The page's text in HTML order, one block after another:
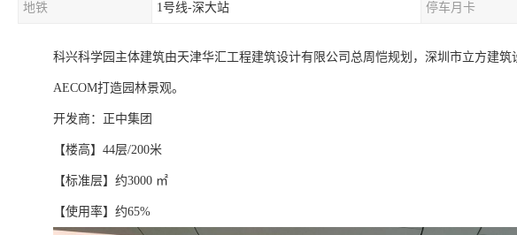
地铁 1号线-深大站 停车月卡
科兴科学园主体建筑由天津华汇工程建筑设计有限公司总周恺规划，深圳市立方建
AECOM打造园林景观。
开发商：正中集团
【楼高】44层/200米
【标准层】约3000 ㎡
【使用率】约65%